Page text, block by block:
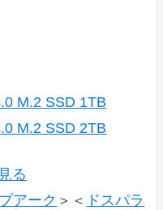
M.2 SSD 1TB
M.2 SSD 2TB
る
アーク ＞＜ ドスパラ